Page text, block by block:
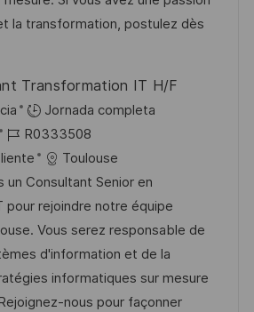
ela transformation, postulez dès
Transformation IT H/F
Jornada completa
I
D
d
e
e
m
p
l
R0333508
Toulouse
un Consultant Senior en
pour rejoindre notre équipe
Vous serez responsable de
d'information et de la
informatiques sur mesure
nous pour façonner